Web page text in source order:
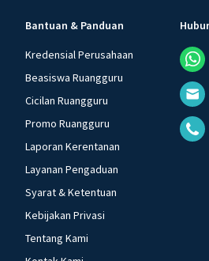
Bantuan & Panduan
Kredensial Perusahaan
Beasiswa Ruangguru
Cicilan Ruangguru
Promo Ruangguru
Laporan Kerentanan
Layanan Pengaduan
Syarat & Ketentuan
Kebijakan Privasi
Tentang Kami